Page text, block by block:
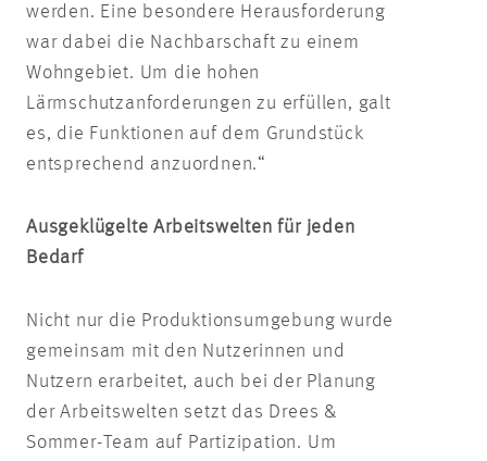
werden. Eine besondere Herausforderung
war dabei die Nachbarschaft zu einem
Wohngebiet. Um die hohen
Lärmschutzanforderungen zu erfüllen, galt
es, die Funktionen auf dem Grundstück
entsprechend anzuordnen.“
Ausgeklügelte Arbeitswelten für jeden
Bedarf
Nicht nur die Produktionsumgebung wurde
gemeinsam mit den Nutzerinnen und
Nutzern erarbeitet, auch bei der Planung
der Arbeitswelten setzt das Drees &
Sommer-Team auf Partizipation. Um